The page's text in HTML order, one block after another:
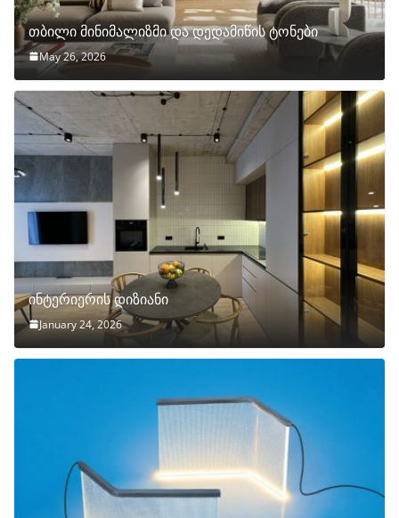
თბილი მინიმალიზმი და დედამიწის ტონები
May 26, 2026
ინტერიერის დიზიანი
January 24, 2026